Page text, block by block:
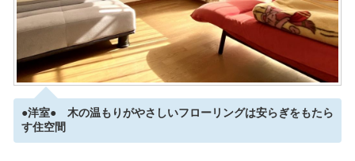
●洋室● 木の温もりがやさしいフローリングは安らぎをもたら
す住空間